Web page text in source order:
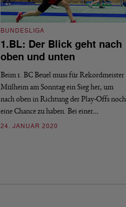
BUNDESLIGA
1.BL: Der Blick geht nach
oben und unten
Beim 1. BC Beuel muss für Rekordmeister
Mülheim am Sonntag ein Sieg her, um
nach oben in Richtung der Play-Offs noch
eine Chance zu haben. Bei einer…
24. JANUAR 2020